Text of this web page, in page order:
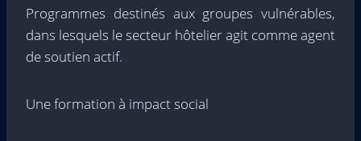
Programmes destinés aux groupes vulnérables,
dans lesquels le secteur hôtelier agit comme agent
de soutien actif.
Une formation à impact social